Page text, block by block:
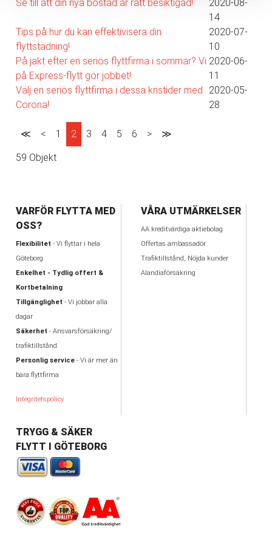
Se till att din nya bostad är rätt besiktigad!
2020-08-
14
Tips på hur du kan effektivisera din
flyttstädning!
2020-07-
10
På jakt efter en seriös flyttfirma i sommar? Vi
på Express-flytt gör jobbet!
2020-06-
11
Välj en seriös flyttfirma i dessa kristider med
Corona!
2020-05-
28
≪ < 1 2 3 4 5 6 > ≫
59 Objekt
VARFÖR FLYTTA MED
OSS?
Flexibilitet - Vi flyttar i hela
Göteborg
Enkelhet - Tydlig offert &
Kortbetalning
Tillgänglighet - Vi jobbar alla
dagar
Säkerhet - Ansvarsförsäkring/
trafiktillstånd
Personlig service- Vi är mer än
bara flyttfirma
Integritetspolicy
VÅRA UTMÄRKELSER
AA kreditvärdiga aktiebolag
Offertas ambassadör
Trafiktillstånd, Nöjda kunder
Alandiaförsäkring
TRYGG & SÄKER
FLYTT I GÖTEBORG